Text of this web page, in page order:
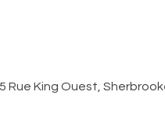
King Ouest,